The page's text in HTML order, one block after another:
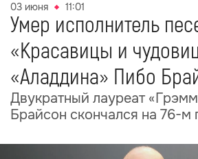
03 июня 11:01
Умер исполнитель
«Красавицы и
«Аладдина» Пибо
Двукратный лауреат
Брайсон скончался на 76-м